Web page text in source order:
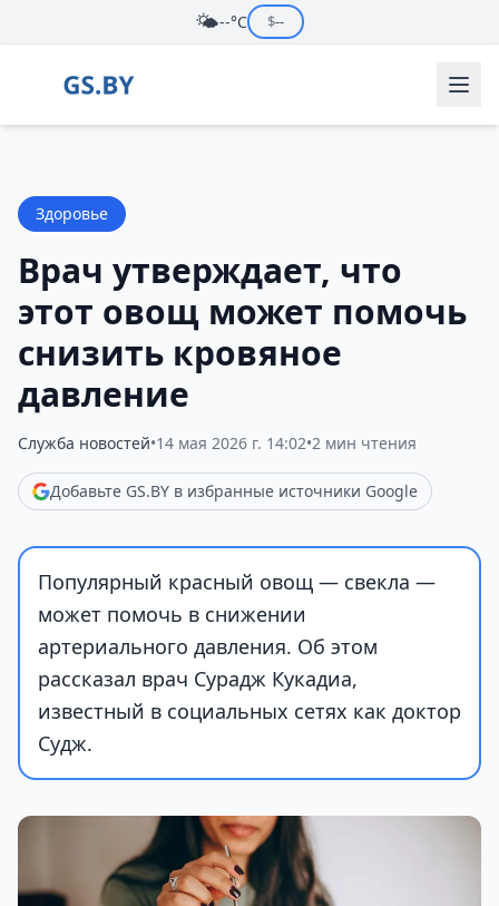
🌤️--°C $--
Здоровье
Врач утверждает, что
этот овощ может помочь
снизить кровяное
давление
Служба новостей•14 мая 2026 г. 14:02•2 мин чтения
Добавьте GS.BY в избранные источники Google
Популярный красный овощ — свекла —
может помочь в снижении
артериального давления. Об этом
рассказал врач Сурадж Кукадиа,
известный в социальных сетях как доктор
Судж.